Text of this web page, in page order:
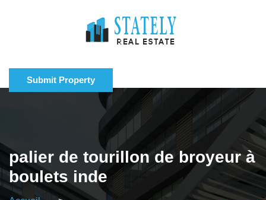
Submit Property
palier de tourillon de broyeur à
boulets inde